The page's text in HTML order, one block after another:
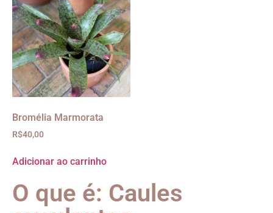
Bromélia Marmorata
R$40,00
Adicionar ao carrinho
O que é: Caules